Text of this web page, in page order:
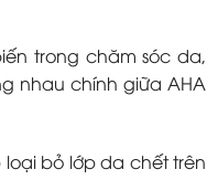
trong chăm sóc da,
nhau chính giữa AHA
bỏ lớp da chết trên